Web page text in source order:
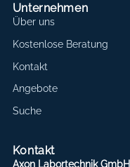
Unternehmen
Über uns
Kostenlose Beratung
Kontakt
Angebote
Suche
Kontakt
Axon Labortechnik GmbH